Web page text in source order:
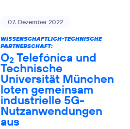
07. Dezember 2022
WISSENSCHAFTLICH-TECHNISCHE
PARTNERSCHAFT:
O2 Telefónica und
Technische
Universität München
loten gemeinsam
industrielle 5G-
Nutzanwendungen
aus